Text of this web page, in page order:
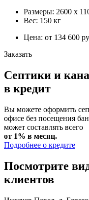
Размеры: 2600 х
Вес: 150 кг
Цена: от 134 600
Заказать
Септики и
в кредит
Вы можете оформить
офисе без посещения
может составлять всего
от 1% в месяц.
Подробнее о кредите
Посмотрите
клиентов